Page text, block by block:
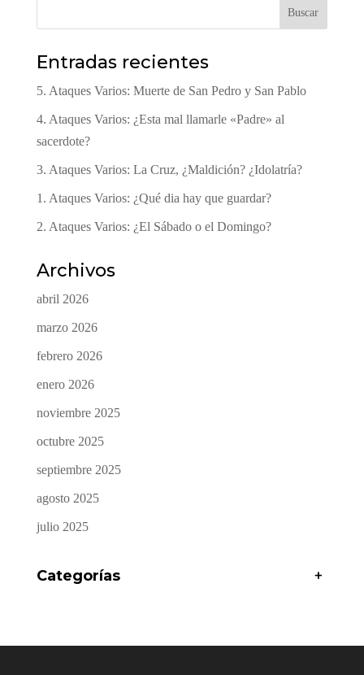
Buscar
Entradas recientes
5. Ataques Varios: Muerte de San Pedro y San Pablo
4. Ataques Varios: ¿Esta mal llamarle «Padre» al
sacerdote?
3. Ataques Varios: La Cruz, ¿Maldición? ¿Idolatría?
1. Ataques Varios: ¿Qué dia hay que guardar?
2. Ataques Varios: ¿El Sábado o el Domingo?
Archivos
abril 2026
marzo 2026
febrero 2026
enero 2026
noviembre 2025
octubre 2025
septiembre 2025
agosto 2025
julio 2025
Categorías +